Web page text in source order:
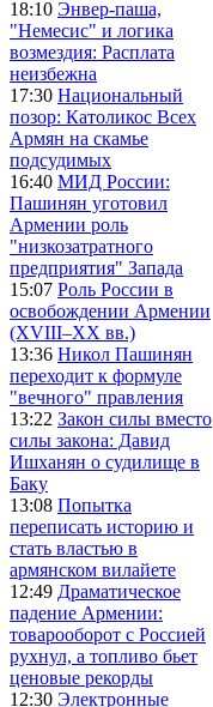
18:10 Энвер-паша,
"Немесис" и логика
возмездия: Расплата
неизбежна
17:30 Национальный
позор: Католикос Всех
Армян на скамье
подсудимых
16:40 МИД России:
Пашинян уготовил
Армении роль
"низкозатратного
предприятия" Запада
15:07 Роль России в
освобождении Армении
(XVIII–XX вв.)
13:36 Никол Пашинян
переходит к формуле
"вечного" правления
13:22 Закон силы вместо
силы закона: Давид
Ишханян о судилище в
Баку
13:08 Попытка
переписать историю и
стать властью в
армянском вилайете
12:49 Драматическое
падение Армении:
товарооборот с Россией
рухнул, а топливо бьет
ценовые рекорды
12:30 Электронные